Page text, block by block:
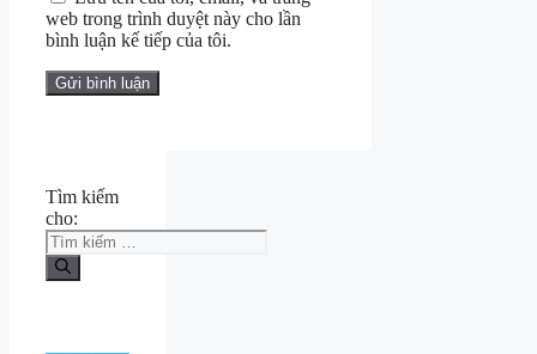
web trong trình duyệt này cho lần
bình luận kế tiếp của tôi.
Tìm kiếm
cho: